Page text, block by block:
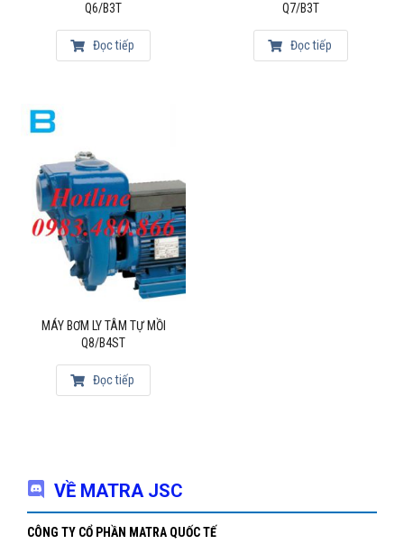
Q6/B3T
Đọc tiếp
Q7/B3T
Đọc tiếp
MÁY BƠM LY TÂM TỰ MỒI
Q8/B4ST
Đọc tiếp
VỀ MATRA JSC
CÔNG TY CỔ PHẦN MATRA QUỐC TẾ